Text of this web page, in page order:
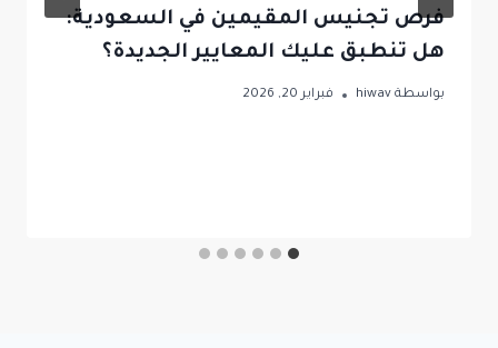
فرص تجنيس المقيمين في السعودية:
هل تنطبق عليك المعايير الجديدة؟
بواسطة hiwav فبراير 20, 2026